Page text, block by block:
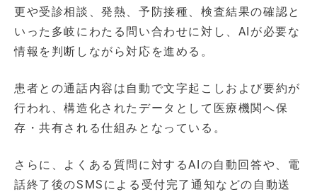
更や受診相談、発熱、予防接種、検査結果の確認と
いった多岐にわたる問い合わせに対し、AIが必要な
情報を判断しながら対応を進める。
患者との通話内容は自動で文字起こしおよび要約が
行われ、構造化されたデータとして医療機関へ保
存・共有される仕組みとなっている。
さらに、よくある質問に対するAIの自動回答や、電
話終了後のSMSによる受付完了通知などの自動送